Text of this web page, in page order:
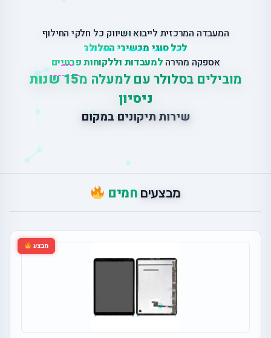
המעבדה המרכזית לייבוא ושיווק כל חלקי החילוף
לכל סוגי מכשירי הסלולר
אספקה מהירה למעבדות וללקוחות פרטיים
מובילים בסלולר עם למעלה מ
15 שנות
ניסיון
שירות תיקונים במקום
מבצעים חמים
מבצע